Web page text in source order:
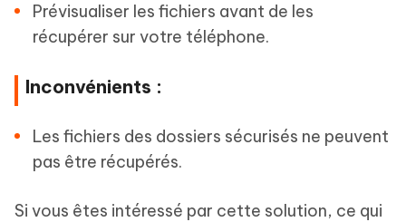
Prévisualiser les fichiers avant de les
récupérer sur votre téléphone.
Inconvénients :
Les fichiers des dossiers sécurisés ne peuvent
pas être récupérés.
Si vous êtes intéressé par cette solution, ce qui